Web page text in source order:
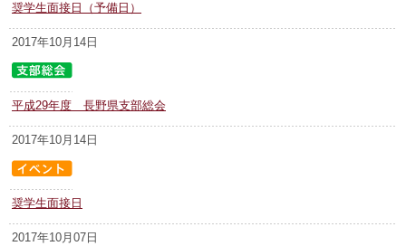
奨学生面接日（予備日）
2017年10月14日
平成29年度 長野県支部総会
2017年10月14日
奨学生面接日
2017年10月07日